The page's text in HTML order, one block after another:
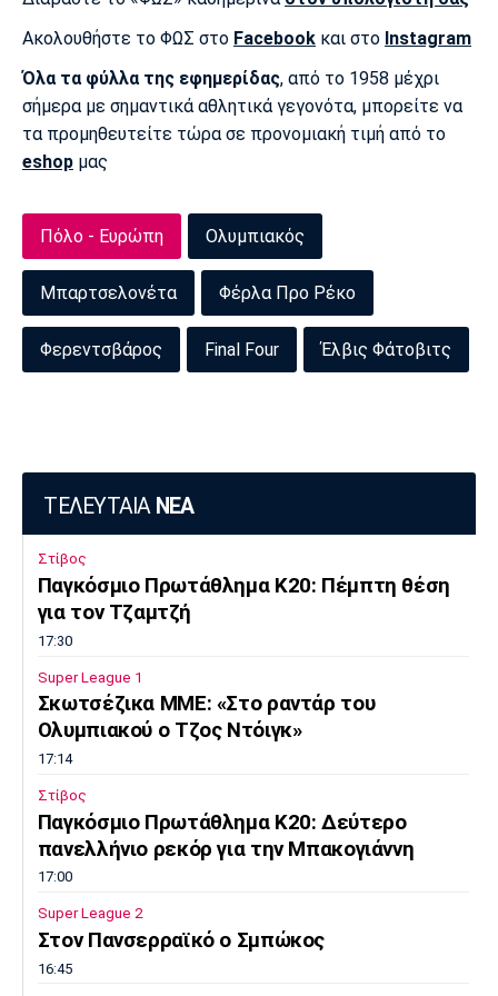
Ακολουθήστε το ΦΩΣ στο Facebook και στο Instagram
Όλα τα φύλλα της εφημερίδας, από το 1958 μέχρι
σήμερα με σημαντικά αθλητικά γεγονότα, μπορείτε να
τα προμηθευτείτε τώρα σε προνομιακή τιμή από το
eshop μας
Πόλο - Ευρώπη Ολυμπιακός
Μπαρτσελονέτα Φέρλα Προ Ρέκο
Φερεντσβάρος Final Four Έλβις Φάτοβιτς
ΤΕΛΕΥΤΑΙΑ ΝΕΑ
Στίβος
Παγκόσμιο Πρωτάθλημα Κ20: Πέμπτη θέση
για τον Τζαμτζή
17:30
Super League 1
Σκωτσέζικα ΜΜΕ: «Στο ραντάρ του
Ολυμπιακού ο Τζος Ντόιγκ»
17:14
Στίβος
Παγκόσμιο Πρωτάθλημα Κ20: Δεύτερο
πανελλήνιο ρεκόρ για την Μπακογιάννη
17:00
Super League 2
Στον Πανσερραϊκό ο Σμπώκος
16:45